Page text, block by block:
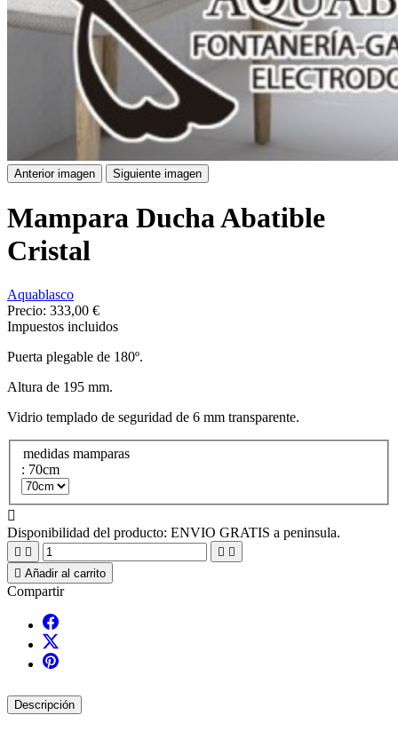
Anterior imagen Siguiente imagen
Mampara Ducha Abatible
Cristal
Aquablasco
Precio: 333,00 €
Impuestos incluidos
Puerta plegable de 180º.
Altura de 195 mm.
Vidrio templado de seguridad de 6 mm transparente.
medidas mamparas
: 70cm

Disponibilidad del producto: ENVIO GRATIS a peninsula.
   
 Añadir al carrito
Compartir
Descripción